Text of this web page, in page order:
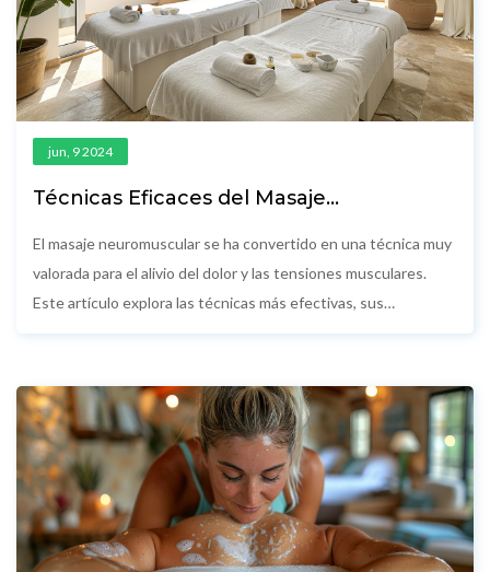
jun, 9 2024
Técnicas Eficaces del Masaje
El masaje neuromuscular se ha convertido en una técnica muy
valorada para el alivio del dolor y las tensiones musculares.
Este artículo explora las técnicas más efectivas, sus
consejos útiles para obtener el máximo provecho de esta
forma de terapia. Desde la identificación de puntos gatillo
hasta la aplicación correcta de presión, aquí encontrarás toda
la información necesaria.